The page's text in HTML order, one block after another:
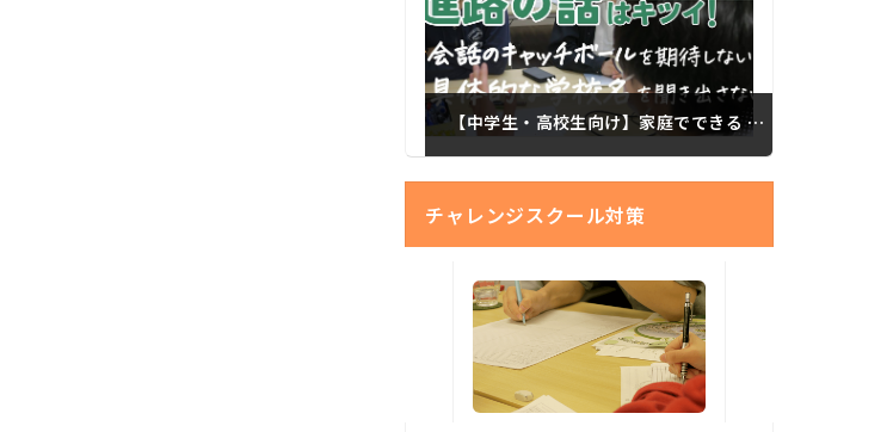
【中学生・高校生向け】家庭でできる 思春期以降の子どもたちに進路を考えてもらうコツ 総集編
チャレンジスクール対策